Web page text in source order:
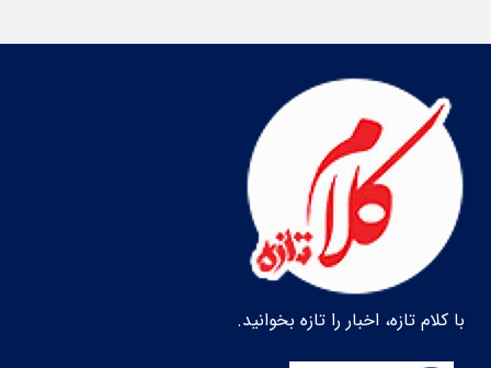
با کلام تازه، اخبار را تازه بخوانید.